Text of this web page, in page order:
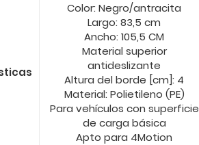
Color: Negro/antracita
Largo: 83,5 cm
Ancho: 105,5 CM
Material superior
antideslizante
Altura del borde [cm]: 4
Material: Polietileno (PE)
Para vehículos con superficie
de carga básica
Apto para 4Motion